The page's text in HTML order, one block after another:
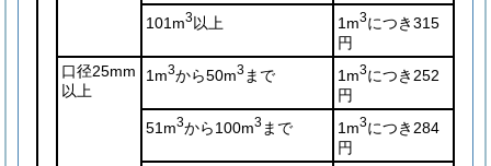
101m3以上 1m3につき315
円
口径25mm
以上
1m3から50m3 まで 1m3につき252
円
51m3から100m3 まで 1m3につき284
円